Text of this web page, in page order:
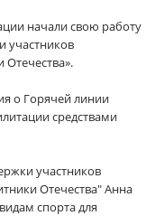
начали свою работу
участников
о Горячей линии
средствами
участников
Отечества" Анна
спорта для